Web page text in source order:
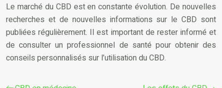
Le marché du CBD est en constante évolution. De nouvelles
recherches et de nouvelles informations sur le CBD sont
publiées régulièrement. Il est important de rester informé et
de consulter un professionnel de santé pour obtenir des
conseils personnalisés sur l’utilisation du CBD.